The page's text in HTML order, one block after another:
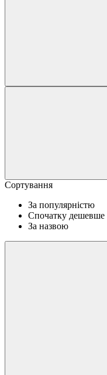
Сортування
За популярністю
Спочатку дешевше
За назвою